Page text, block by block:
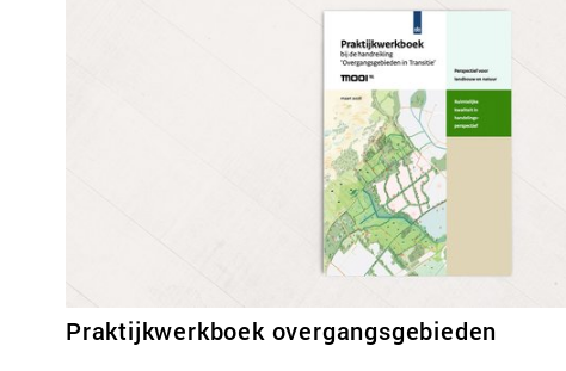
Praktijkwerkboek overgangsgebieden